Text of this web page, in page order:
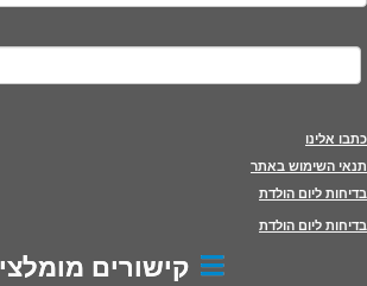
חיפוש:
כתבו אלינו
תנאי השימוש באתר
בדיחות ליום הולדת
בדיחות ליום הולדת
קישורים